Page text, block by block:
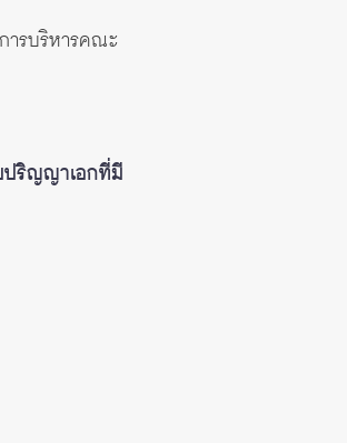
ารบริหารคณะ
ปริญญาเอกที่มี